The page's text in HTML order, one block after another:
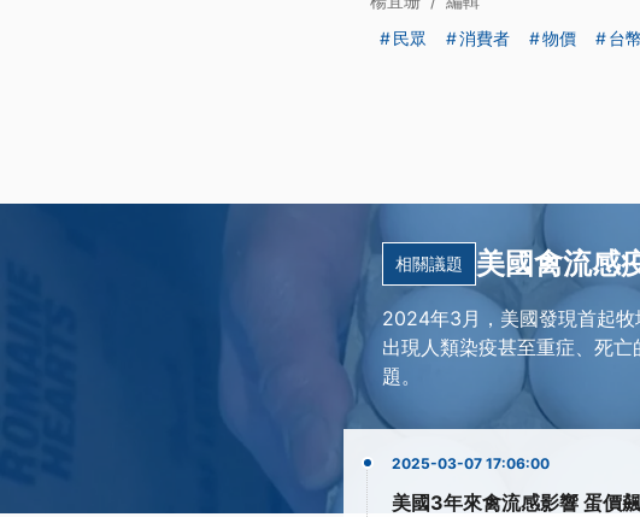
民眾
消費者 物價 台幣
相關議題 美國禽流感
2024年3月，美國發現首起
出現人類染疫甚至重症、死
題。
2025-03-07 17:06:00
美國3年來禽流感影響 蛋價